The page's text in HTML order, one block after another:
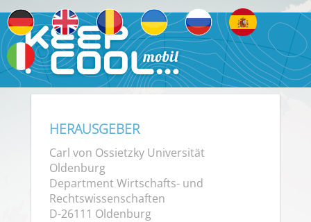
Impressum
HERAUSGEBER
Carl von Ossietzky Universität
Oldenburg
Department Wirtschafts- und
Rechtswissenschaften
D-26111 Oldenburg